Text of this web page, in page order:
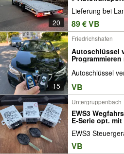
20
Lieferung bei
89 € VB
15
Friedrichshafen
Autoschlüssel
Autoschlüssel
VB
Untergruppenbach
EWS3
E-Serie opt.
EWS3
VB